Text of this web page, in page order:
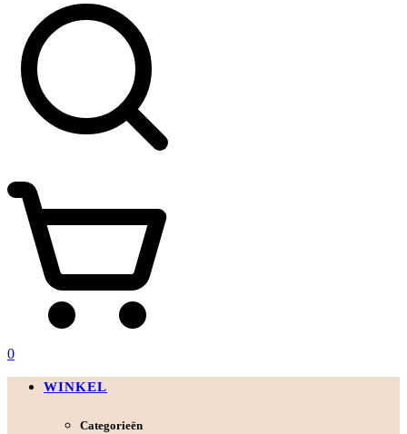
0
WINKEL
Categorieën